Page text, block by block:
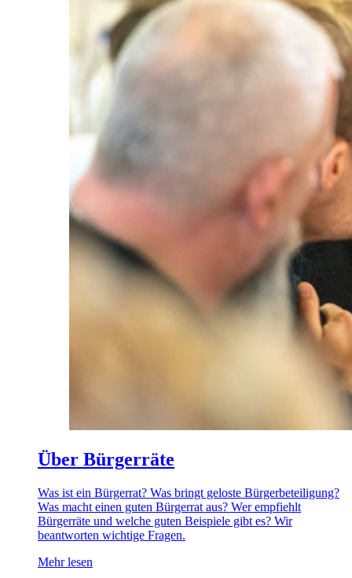
Über Bürgerräte
Was ist ein Bürgerrat? Was bringt geloste Bürgerbeteiligung?
Was macht einen guten Bürgerrat aus? Wer empfiehlt
Bürgerräte und welche guten Beispiele gibt es? Wir
beantworten wichtige Fragen.
Mehr lesen